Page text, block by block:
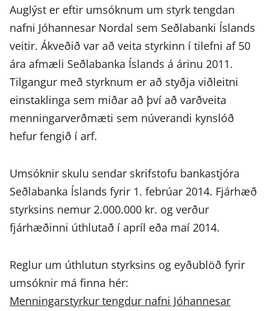
Auglýst er eftir umsóknum um styrk tengdan
nafni Jóhannesar Nordal sem Seðlabanki Íslands
veitir. Ákveðið var að veita styrkinn í tilefni af 50
ára afmæli Seðlabanka Íslands á árinu 2011.
Tilgangur með styrknum er að styðja viðleitni
einstaklinga sem miðar að því að varðveita
menningarverðmæti sem núverandi kynslóð
hefur fengið í arf.
Umsóknir skulu sendar skrifstofu bankastjóra
Seðlabanka Íslands fyrir 1. febrúar 2014. Fjárhæð
styrksins nemur 2.000.000 kr. og verður
fjárhæðinni úthlutað í apríl eða maí 2014.
Reglur um úthlutun styrksins og eyðublöð fyrir
umsóknir má finna hér:
Menningarstyrkur tengdur nafni Jóhannesar